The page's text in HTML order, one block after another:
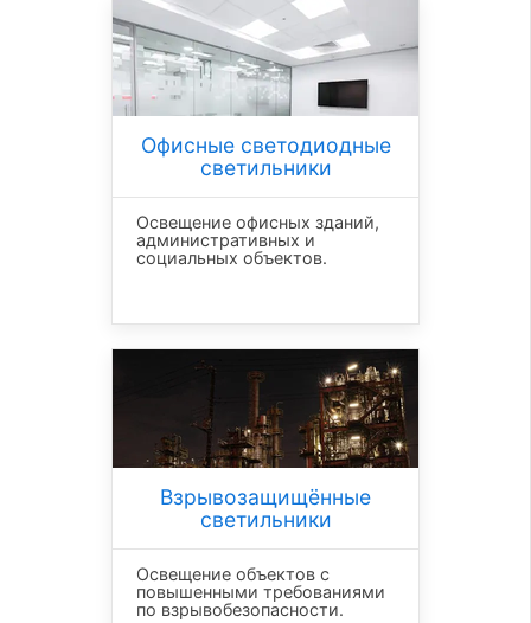
Офисные светодиодные
светильники
Освещение офисных зданий,
административных и
социальных объектов.
Взрывозащищённые
светильники
Освещение объектов с
повышенными требованиями
по взрывобезопасности.